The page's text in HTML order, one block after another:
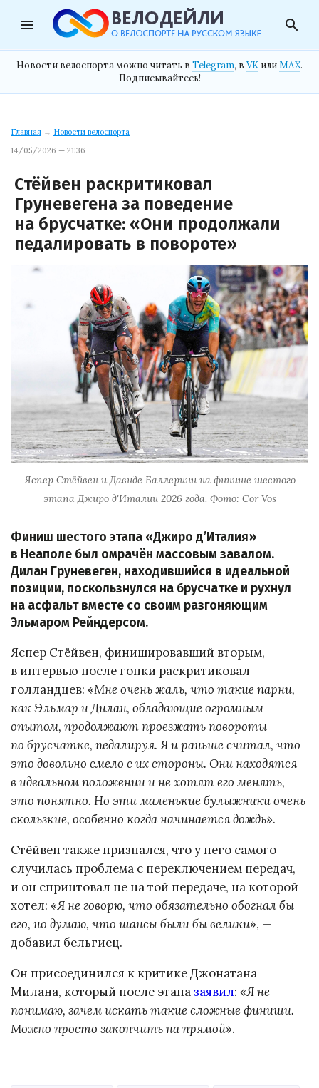
menu search
Новости велоспорта можно читать в Telegram, в VK илиMAX.
Подписывайтесь!
Главная → Новости велоспорта
14/05/2026 — 21:36
Стёйвен раскритиковал
Груневегена за поведение
на брусчатке: «Они продолжали
педалировать в повороте»
Яспер Стёйвен и Давиде Баллерини на финише шестого
этапа Джиро д'Италии 2026 года. Фото: Cor Vos
Финиш шестого этапа «Джиро д’Италия»
в Неаполе был омрачён массовым завалом.
Дилан Груневеген, находившийся в идеальной
позиции, поскользнулся на брусчатке и рухнул
на асфальт вместе со своим разгоняющим
Эльмаром Рейндерсом.
Яспер Стёйвен, финишировавший вторым,
в интервью после гонки раскритиковал
голландцев: «Мне очень жаль, что такие парни,
как Эльмар и Дилан, обладающие огромным
опытом, продолжают проезжать повороты
по брусчатке, педалируя. Я и раньше считал, что
это довольно смело с их стороны. Они находятся
в идеальном положении и не хотят его менять,
это понятно. Но эти маленькие булыжники очень
скользкие, особенно когда начинается дождь».
Стёйвен также признался, что у него самого
случилась проблема с переключением передач,
и он спринтовал не на той передаче, на которой
хотел: «Я не говорю, что обязательно обогнал бы
его, но думаю, что шансы были бы велики», —
добавил бельгиец.
Он присоединился к критике Джонатана
Милана, который после этапазаявил: «Я не
понимаю, зачем искать такие сложные финиши.
Можно просто закончить на прямой».